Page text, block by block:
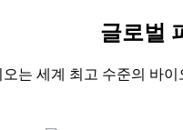
글로벌
는 세계 최고 수준의 바